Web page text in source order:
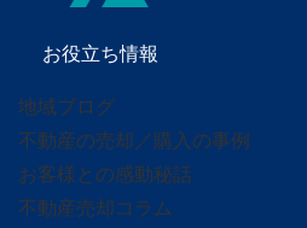
お役立ち情報
地域ブログ
不動産の売却／購入の事例
お客様との感動秘話
不動産売却コラム